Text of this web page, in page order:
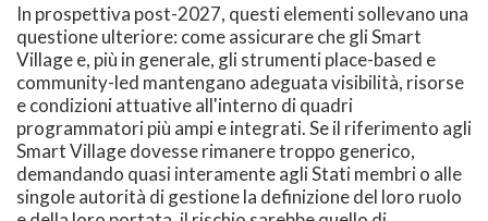
In prospettiva post-2027, questi elementi sollevano una
questione ulteriore: come assicurare che gli Smart
Village e, più in generale, gli strumenti place-based e
community-led mantengano adeguata visibilità, risorse
e condizioni attuative all'interno di quadri
programmatori più ampi e integrati. Se il riferimento agli
Smart Village dovesse rimanere troppo generico,
demandando quasi interamente agli Stati membri o alle
singole autorità di gestione la definizione del loro ruolo